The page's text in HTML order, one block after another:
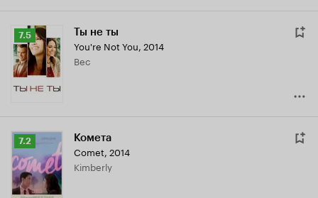
Рейтинг
Кинопоиска
7.5
7.5 Ты не ты
You're Not You, 2014
Bec
Рейтинг
Кинопоиска
7.2
7.2 Комета
Comet, 2014
Kimberly